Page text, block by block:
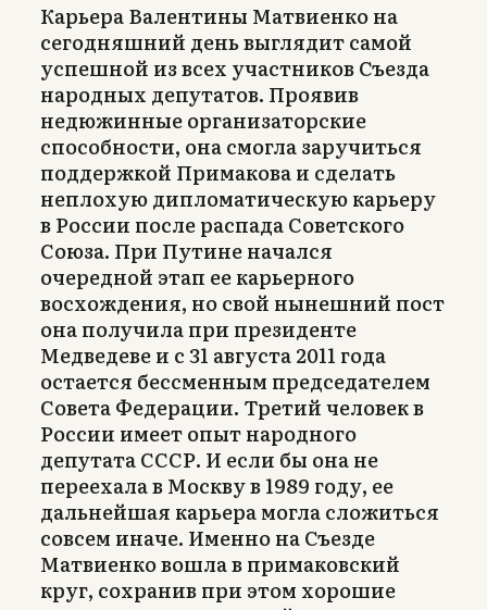
Карьера Валентины Матвиенко на
сегодняшний день выглядит самой
успешной из всех участников Съезда
народных депутатов. Проявив
недюжинные организаторские
способности, она смогла заручиться
поддержкой Примакова и сделать
неплохую дипломатическую карьеру
в России после распада Советского
Союза. При Путине начался
очередной этап ее карьерного
восхождения, но свой нынешний пост
она получила при президенте
Медведеве и с 31 августа 2011 года
остается бессменным председателем
Совета Федерации. Третий человек в
России имеет опыт народного
депутата СССР. И если бы она не
переехала в Москву в 1989 году, ее
дальнейшая карьера могла сложиться
совсем иначе. Именно на Съезде
Матвиенко вошла в примаковский
круг, сохранив при этом хорошие